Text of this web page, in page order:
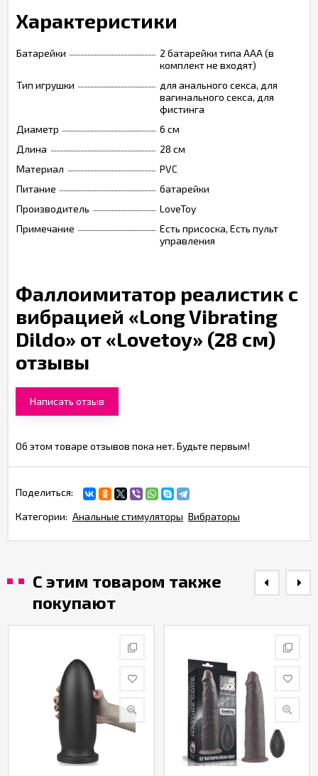
Характеристики
Батарейки
2 батарейки типа ААА (в
комплект не входят)
Тип игрушки
для анального секса, для
вагинального секса, для
фистинга
Диаметр
6 см
Длина
28 см
Материал
PVC
Питание
батарейки
Производитель
LoveToy
Примечание
Есть присоска, Есть пульт
управления
Фаллоимитатор реалистик с
вибрацией «Long Vibrating
Dildo» от «Lovetoy» (28 см)
отзывы
Написать отзыв
Об этом товаре отзывов пока нет. Будьте первым!
Поделиться:
Категории: Анальные стимуляторы Вибраторы
С этим товаром также
покупают